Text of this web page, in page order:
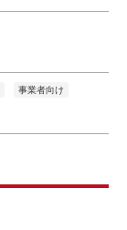
事業者向け